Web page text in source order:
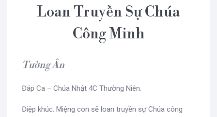
Loan Truyền Sự Chúa
Công Minh
Tường Ân
Đáp Ca – Chúa Nhật 4C Thường Niên.
Điệp khúc. Miệng con sẽ loan truyền sự Chúa công